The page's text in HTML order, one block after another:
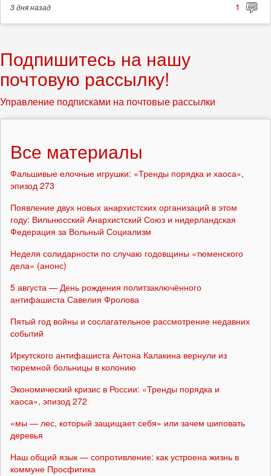
3 дняназад 1
Подпишитесь на нашу
почтовую рассылку!
Управление подписками на почтовые рассылки
Все материалы
Фальшивые елочные игрушки: «Тренды порядка и хаоса»,
эпизод 273
Появление двух новых анархистских организаций в этом
году: Вильнюсский Анархистский Союз и нидерландская
Федерация за Вольный Социализм
Неделя солидарности по случаю годовщины «тюменского
дела» (анонс)
5 августа — День рождения политзаключённого
антифашиста Савелия Фролова
Пятый год войны и сослагательное рассмотрение недавних
событий
Иркутского антифашиста Антона Калакина вернули из
тюремной больницы в колонию
Экономический кризис в России: «Тренды порядка и
хаоса», эпизод 272
«мы — лес, который защищает себя» или зачем шиповать
деревья
Наш общий язык — сопротивление: как устроена жизнь в
коммуне Просфигика